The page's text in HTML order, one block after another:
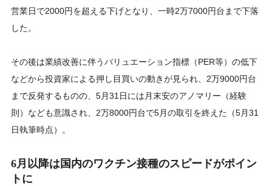
営業日で2000円を超える下げとなり、一時2万7000円台まで下落
した。
その後は業績改善に伴うバリュエーション指標（PER等）の低下
などから投資家による押し目買いの動きが見られ、2万9000円台
まで反発するものの、5月31日には月末安のアノマリー（経験
則）なども意識され、2万8000円台で5月の取引を終えた（5月31
日執筆時点）。
6月以降は国内のワクチン接種のスピードがポイン
トに